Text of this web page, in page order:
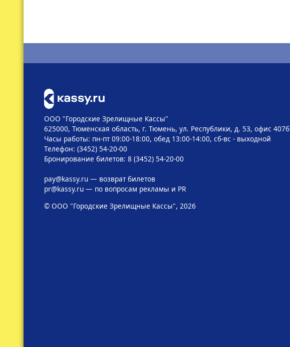
ООО "Городские Зрелищные Кассы"
625000, Тюменская область, г. Тюмень, ул. Республики, д. 53, офис 407б
Часы работы: пн-пт 09:00-18:00, обед 13:00-14:00, сб-вс - выходной
Телефон: (3452) 54-20-00
Бронирование билетов: 8 (3452) 54-20-00
pay@kassy.ru— возврат билетов
pr@kassy.ru— по вопросам рекламы и PR
© ООО "Городские Зрелищные Кассы", 2026